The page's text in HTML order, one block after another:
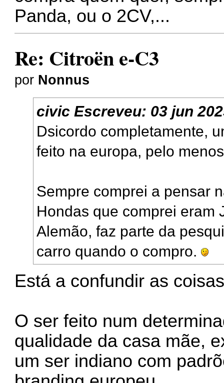
Panda, ou o 2CV,...
Re: Citroën e-C3
por Nonnus
civic Escreveu: 03 jun
Dsicordo completamente,
feito na europa, pelo
Sempre comprei a pensar
Hondas que comprei eram
Alemão, faz parte da
carro quando o compro.
Está a confundir as
O ser feito num
qualidade da casa mãe,
um ser indiano com